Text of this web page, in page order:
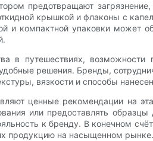
предотвращают
крышкой и флаконы с
и компактной упаковки может
в путешествиях, возможности
решения. Бренды,
вязкости и способы
ценные рекомендации на
или предоставлять
к бренду. В конечном
продукцию на насыщенном рынке.